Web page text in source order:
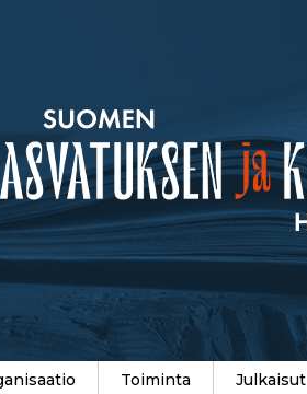
Toiminta Julkaisut